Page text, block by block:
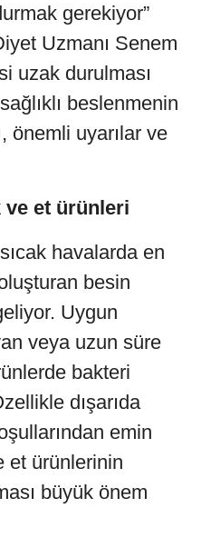
gerekiyor”
Uzmanı Senem
uzak durulması
beslenmenin
önemli uyarılar ve
ve et ürünleri
havalarda en
besin
Uygun
veya uzun süre
bakteri
dışarıda
emin
et ürünlerinin
büyük önem